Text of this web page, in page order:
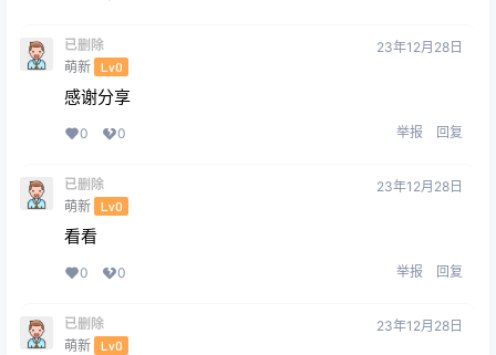
已删除
萌新 Lv0
23年12月28日
感谢分享
0 0 举报 回复
已删除
萌新 Lv0
23年12月28日
看看
0 0 举报 回复
已删除
萌新 Lv0
23年12月28日